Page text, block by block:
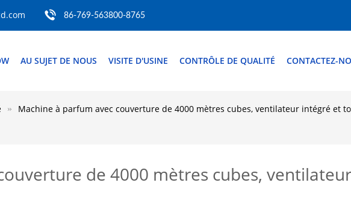
86-769-563800-8765
AU SUJET DE NOUS VISITE D'USINE CONTRÔLE DE QUALITÉ CONTACTEZ-
Machine à parfum avec couverture de 4000 mètres cubes, ventilateur intégré et
de 4000 mètres cubes,